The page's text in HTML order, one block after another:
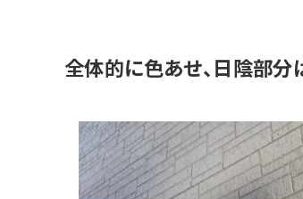
全体的に色あせ、日陰部